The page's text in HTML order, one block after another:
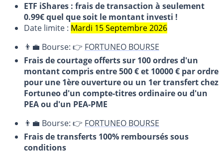
ETF iShares : frais de transaction à seulement
0.99€ quel que soit le montant investi !
Date limite : Mardi 15 Septembre 2026
👨‍💼 Bourse: 👉 FORTUNEO BOURSE
Frais de courtage offerts sur 100 ordres d'un
montant compris entre 500 € et 10000 € par ordre
pour une 1ère ouverture ou un 1er transfert chez
Fortuneo d'un compte-titres ordinaire ou d'un
PEA ou d'un PEA-PME
👨‍💼 Bourse: 👉 FORTUNEO BOURSE
Frais de transferts 100% remboursés sous
conditions